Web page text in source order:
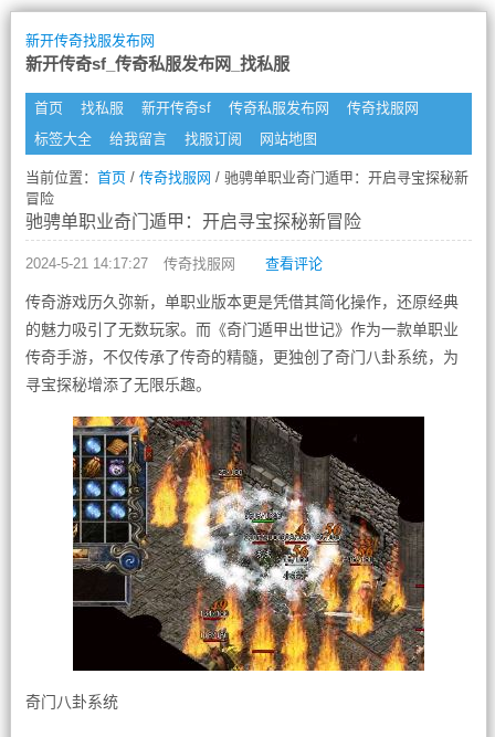
新开传奇找服发布网
新开传奇sf_传奇私服发布网_找私服
首页 找私服 新开传奇sf 传奇私服发布网
传奇找服网
标签大全
给我留言 找服订阅 网站地图
当前位置： 首页/ 传奇找服网 / 驰骋单职业奇门遁甲：开启寻宝探秘新
冒险
驰骋单职业奇门遁甲：开启寻宝探秘新冒险
2024-5-21 14:17:27 传奇找服网 查看评论
传奇游戏历久弥新，单职业版本更是凭借其简化操作，还原经典
的魅力吸引了无数玩家。而《奇门遁甲出世记》作为一款单职业
传奇手游，不仅传承了传奇的精髓，更独创了奇门八卦系统，为
寻宝探秘增添了无限乐趣。
奇门八卦系统